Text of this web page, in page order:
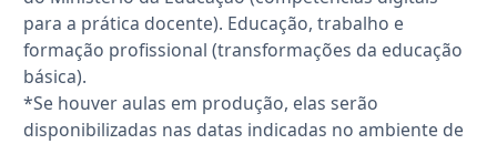
para a prática docente). Educação, trabalho e
formação profissional (transformações da educação
básica).
*Se houver aulas em produção, elas serão
disponibilizadas nas datas indicadas no ambiente de